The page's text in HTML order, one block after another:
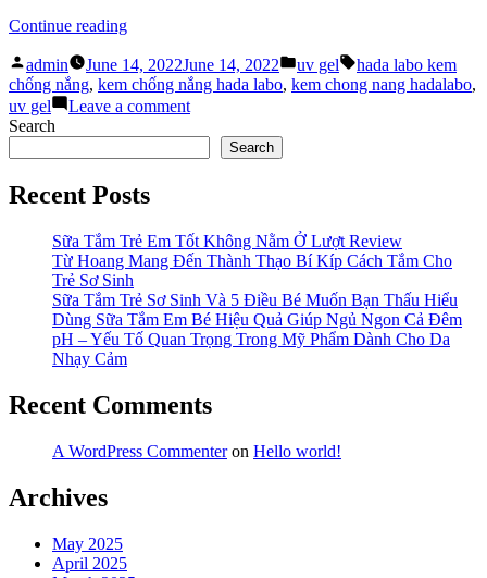
Continue reading“Kem
Nắng
Hada
Labo
UV
Gel
Gì?”
Posted
by
admin June 14, 2022June 14, 2022
Posted
in
uv gel Tags:
hada labo kem
chống nắng, kem chống nắng hada labo, kem chong nang hadalabo,
uv gel
Leave a commenton
Chống
Nắng
UV
Gel
Gì?
Search
Search
Recent Posts
Sữa Tắm Trẻ Em Tốt Không Nằm Ở Lượt Review
Từ Hoang Mang Đến Thành Thạo Bí Kíp Cách Tắm Cho
Trẻ Sơ Sinh
Sữa Tắm Trẻ Sơ Sinh Và 5 Điều Bé Muốn Bạn Thấu Hiểu
Dùng Sữa Tắm Em Bé Hiệu Quả Giúp Ngủ Ngon Cả Đêm
pH – Yếu Tố Quan Trọng Trong Mỹ Phẩm Dành Cho Da
Nhạy Cảm
Recent Comments
A WordPress Commenteron Hello world!
Archives
May 2025
April 2025